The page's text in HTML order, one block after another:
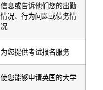
信息或告诉他们您的出勤
情况、行为问题或债务情
况
为您提供考试报名服务
使您能够申请英国的大学